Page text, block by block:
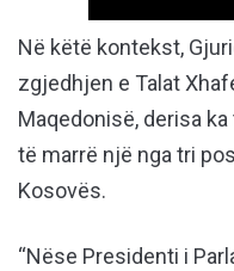
Në këtë kontekst,
zgjedhjen e Talat
Maqedonisë, derisa
të marrë një nga tri
Kosovës.
“Nëse Presidenti i